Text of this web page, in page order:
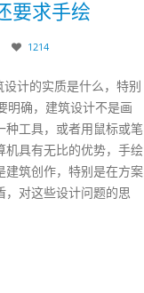
要求手绘
1214
计的实质是什么，特别
确，建筑设计不是画
种工具，或者用鼠标或笔
具有无比的优势，手绘
建筑创作，特别是在方案
，对这些设计问题的思